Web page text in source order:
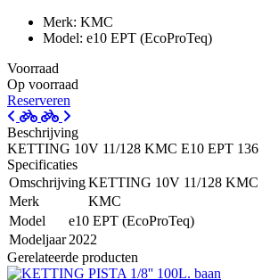
Merk: KMC
Model: e10 EPT (EcoProTeq)
Voorraad
Op voorraad
Reserveren
Beschrijving
KETTING 10V 11/128 KMC E10 EPT 136
Specificaties
OmschrijvingKETTING 10V 11/128 KMC
Merk
KMC
Model
e10 EPT (EcoProTeq)
Modeljaar 2022
Gerelateerde producten